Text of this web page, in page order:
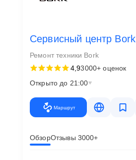
Сервисный центр Bork
Ремонт техники Bork
4,93000+ оценок
Открыто до 21:00
Маршрут
ОбзорОтзывы 3000+